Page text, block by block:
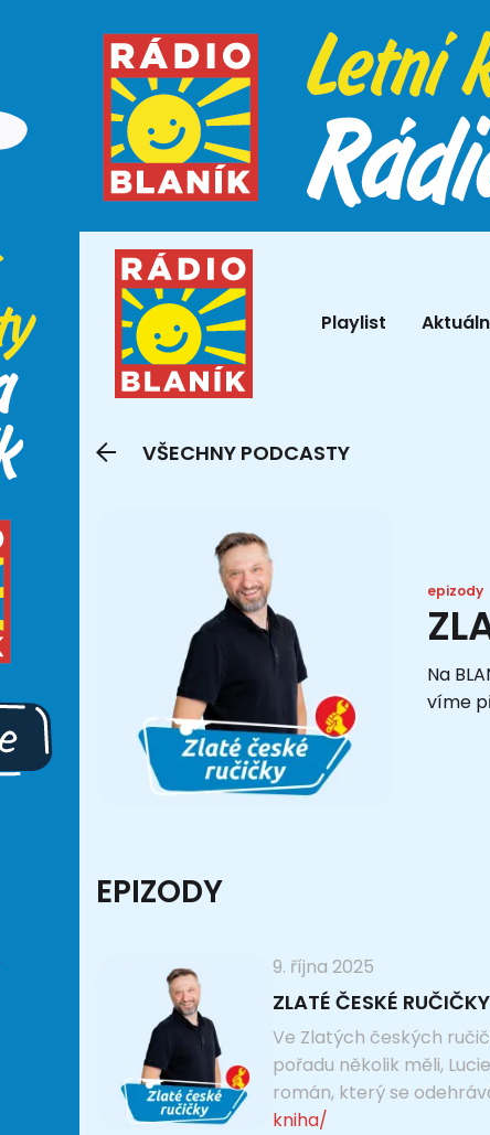
Playlist
VŠECHNY PODCASTY
epizody
Na
víme
EPIZODY
9. října 2025
ZLATÉ ČESKÉ
Ve Zlatých českých
pořadu několik měli,
román, který se
kniha/